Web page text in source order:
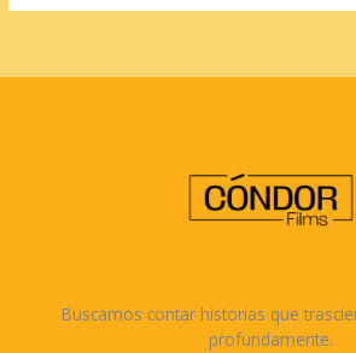
Buscamos contar historias que
profundamente.